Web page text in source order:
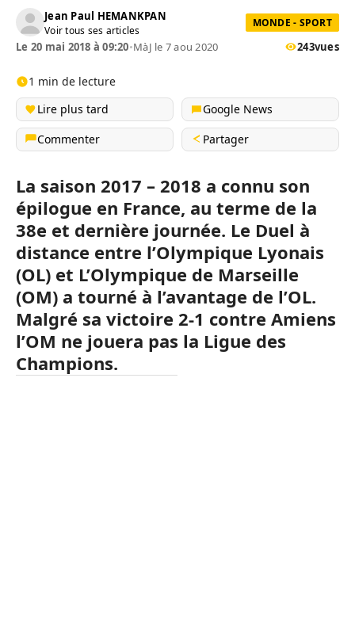
Jean Paul HEMANKPAN
Voir tous ses articles
MONDE - SPORT
Le 20 mai 2018 à 09:20•MàJ le 7 aou 2020 243vues
1 min de lecture
Lire plus tard
Google News
Commenter
Partager
La saison 2017 – 2018 a connu son
épilogue en France, au terme de la
38e et dernière journée. Le Duel à
distance entre l’Olympique Lyonais
(OL) et L’Olympique de Marseille
(OM) a tourné à l’avantage de l’OL.
Malgré sa victoire 2-1 contre Amiens
l’OM ne jouera pas la Ligue des
Champions.